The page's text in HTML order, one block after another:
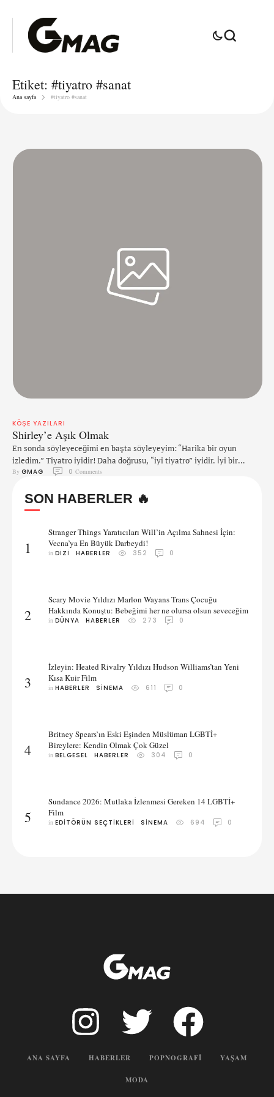
Etiket: #tiyatro #sanat
Ana sayfa #tiyatro #sanat
KÖŞE YAZILARI
Shirley’e Aşık Olmak
En sonda söyleyeceğimi en başta söyleyeyim: “Harika bir oyun
izledim.” Tiyatro iyidir! Daha doğrusu, “iyi tiyatro” iyidir. İyi bir
oyuncuyu, iyi bir rejiyi ve iyi bir metni izlemek farklı pencereler
zahmetine değmiş oluyor. Televizyon dizisinde izlediğinizde de
Sumru Yavrucuk farkını görüyorsunuz. Sadece TV seyircisi için bile
By GMAG 0 Comments
SON HABERLER 🔥
1
Stranger Things Yaratıcıları Will’in Açılma Sahnesi İçin:
Vecna’ya En Büyük Darbeydi!
in DIZI HABERLER 352 0
2
Scary Movie Yıldızı Marlon Wayans Trans Çocuğu
Hakkında Konuştu: Bebeğimi her ne olursa olsun seveceğim
in DÜNYA HABERLER 273 0
3
İzleyin: Heated Rivalry Yıldızı Hudson Williams’tan Yeni
Kısa Kuir Film
in HABERLER SINEMA 611 0
4
Britney Spears’ın Eski Eşinden Müslüman LGBTİ+
Bireylere: Kendin Olmak Çok Güzel
in BELGESEL HABERLER 304 0
5
Sundance 2026: Mutlaka İzlenmesi Gereken 14 LGBTİ+
Film
in EDITÖRÜN SEÇTIKLERI SINEMA 694 0
ANA SAYFA HABERLER POPNOGRAFI YAŞAM
MODA